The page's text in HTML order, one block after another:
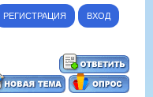
РЕГИСТРАЦИЯ ВХОД